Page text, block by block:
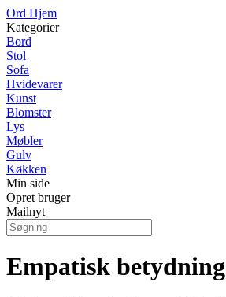
Ord Hjem
Kategorier
Bord
Stol
Sofa
Hvidevarer
Kunst
Blomster
Lys
Møbler
Gulv
Køkken
Min side
Opret bruger
Mailnyt
Empatisk betydning